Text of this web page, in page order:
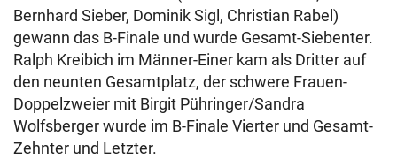
Bernhard Sieber, Dominik Sigl, Christian Rabel)
gewann das B-Finale und wurde Gesamt-Siebenter.
Ralph Kreibich im Männer-Einer kam als Dritter auf
den neunten Gesamtplatz, der schwere Frauen-
Doppelzweier mit Birgit Pühringer/Sandra
Wolfsberger wurde im B-Finale Vierter und Gesamt-
Zehnter und Letzter.